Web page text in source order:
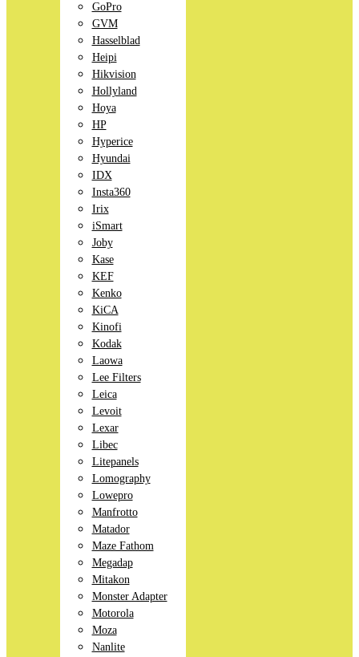
GoPro
GVM
Hasselblad
Heipi
Hikvision
Hollyland
Hoya
HP
Hyperice
Hyundai
IDX
Insta360
Irix
iSmart
Joby
Kase
KEF
Kenko
KiCA
Kinofi
Kodak
Laowa
Lee Filters
Leica
Levoit
Lexar
Libec
Litepanels
Lomography
Lowepro
Manfrotto
Matador
Maze Fathom
Megadap
Mitakon
Monster Adapter
Motorola
Moza
Nanlite